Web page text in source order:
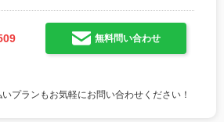
無料問い合わせ
プランもお気軽にお問い合わせください！